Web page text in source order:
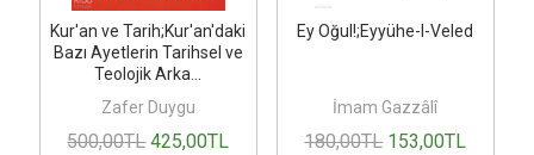
Kur'an ve Tarih;Kur'an'daki
Bazı Ayetlerin Tarihsel ve
Teolojik Arka...
Zafer Duygu
500,00TL 425,00TL
Ey Oğul!;Eyyühe-l-Veled
İmam Gazzâlî
180,00TL 153,00TL